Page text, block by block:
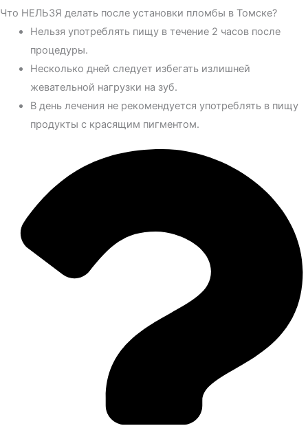
Что НЕЛЬЗЯ делать после установки пломбы в Томске?
Нельзя употреблять пищу в течение 2 часов после
процедуры.
Несколько дней следует избегать излишней
жевательной нагрузки на зуб.
В день лечения не рекомендуется употреблять в пищу
продукты с красящим пигментом.